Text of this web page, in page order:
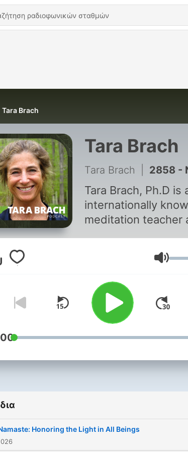
Tara Brach
Tara Brach
Tara Brach 2858 - Namaste:
Tara Brach, Ph.D is
internationally
meditation teacher
Acceptance and
Tara shares a
Western
Eastern spiritual
podcast addresses
of mindfulness
emotional
bringing healing to
Honoring the Light in All Beings